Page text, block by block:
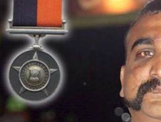
बालाकोट एयर
अभिनेता बनाने
का टाइटल
लेखन स्वाति पाण्डेय Aug 23, 2019